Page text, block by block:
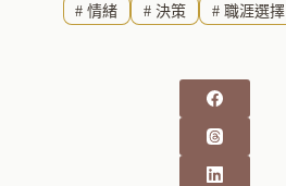
# 情緒 # 決策 # 職涯選擇